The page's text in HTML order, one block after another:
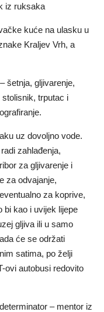
iz ruksaka
kuće na ulasku u
Kraljev Vrh, a
šetnja, gljivarenje,
stolisnik, trputac i
uz dovoljno vode.
zahlađenja,
za gljivarenje i
za odvajanje,
za koprive,
bi kao i uvijek lijepe
gljiva ili u samo
će se održati
satima, po želji
ovi autobusi redovito
– mentor iz